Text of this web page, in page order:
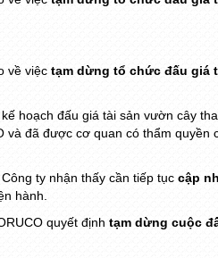
về việc tạm dừng tổ chức đấu giá
hoạch đấu giá tài sản vườn cây
và đã được cơ quan có thẩm quyền
ty nhận thấy cần tiếp tục cập
hành.
quyết định tạm dừng cuộc